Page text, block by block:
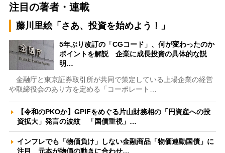
注目の著者・連載
藤川里絵「さあ、投資を始めよう！」
5年ぶり改訂の「CGコード」、何が変わったのか
ポイントを解説 企業に成長投資の具体的な説
明…
金融庁と東京証券取引所が共同で策定している上場企業の経営
や取締役会のあり方を定める「コーポレート…
【令和のPKOか】GPIFをめぐる片山財務相の「円資産への投
資拡大」発言の波紋 「国債重視」…
インフレでも「物価負け」しない金融商品「物価連動国債」に
注目 元本が物価の動きに合わせ…